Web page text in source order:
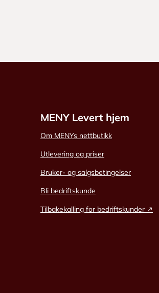
MENY Levert hjem
Om MENYs nettbutikk
Utlevering og priser
Bruker- og salgsbetingelser
Bli bedriftskunde
Tilbakekalling for bedriftskunder ↗